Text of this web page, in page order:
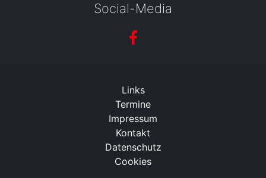
Social-Media
Links
Termine
Impressum
Kontakt
Datenschutz
Cookies